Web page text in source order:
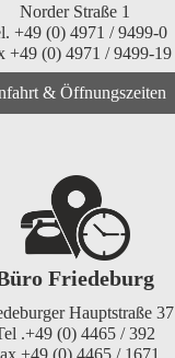
Norder Straße 1
+49 (0) 4971 / 9499-0
+49 (0) 4971 / 9499-19
& Öffnungszeiten
Friedeburg
Hauptstraße 37
.+49 (0) 4465 / 392